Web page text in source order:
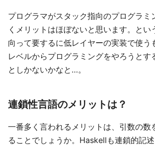
プログラマがスタック指向のプログラミ
くメリットはほぼないと思います。とい
向って要するに低レイヤーの実装で使う
レベルからプログラミングをやろうとす
としかないかなと…。
連鎖性言語のメリットは？
一番多く言われるメリットは、引数の数
ることでしょうか。Haskellも連鎖的記